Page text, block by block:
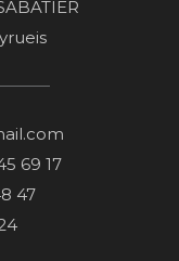
69 17
47